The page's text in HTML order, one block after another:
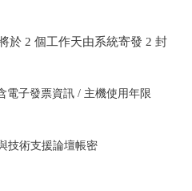
於 2 個工作天由系統寄發 2 封
電子發票資訊 / 主機使用年限
技術支援論壇帳密